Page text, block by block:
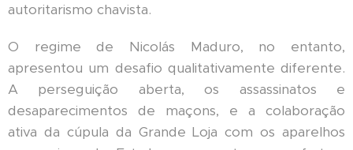
autoritarismo chavista.
O regime de Nicolás Maduro, no entanto,
apresentou um desafio qualitativamente diferente.
A perseguição aberta, os assassinatos e
desaparecimentos de maçons, e a colaboração
ativa da cúpula da Grande Loja com os aparelhos